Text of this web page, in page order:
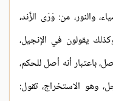
والنور، من: وَرَى الزَّند،
يقولون في الإنجيل،
باعتبار أنه أصل للحكم،
وهو الاستخراج، تقول: